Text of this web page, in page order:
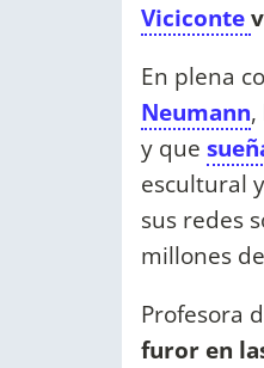
Viciconte
En plena
Neumann,
y que
escultural
sus redes
millones
Profesora
furor en